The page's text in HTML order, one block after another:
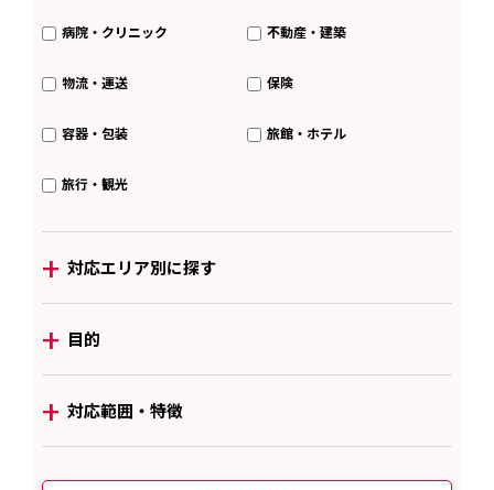
病院・クリニック 不動産・建築
物流・運送 保険
容器・包装 旅館・ホテル
旅行・観光
+ 対応エリア別に探す
+ 目的
+ 対応範囲・特徴